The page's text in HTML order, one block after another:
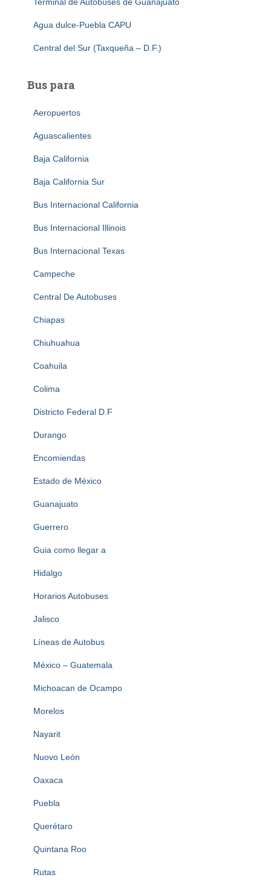
Agua dulce-Puebla CAPU
Central del Sur (Taxqueña – D.F.)
Bus para
Aeropuertos
Aguascalientes
Baja California
Baja California Sur
Bus Internacional California
Bus Internacional Illinois
Bus Internacional Texas
Campeche
Central De Autobuses
Chiapas
Chiuhuahua
Coahuila
Colima
Districto Federal D.F
Durango
Encomiendas
Estado de México
Guanajuato
Guerrero
Guia como llegar a
Hidalgo
Horarios Autobuses
Jalisco
Líneas de Autobus
México – Guatemala
Michoacan de Ocampo
Morelos
Nayarit
Nuovo León
Oaxaca
Puebla
Querétaro
Quintana Roo
Rutas